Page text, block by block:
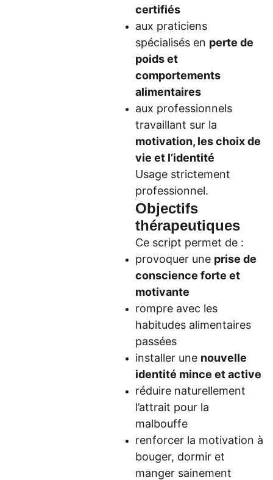
certifiés
aux praticiens
spécialisés en perte de
poids et
comportements
alimentaires
aux professionnels
travaillant sur la
motivation, les choix de
vie et l’identité
Usage strictement
professionnel.
Objectifs
thérapeutiques
Ce script permet de :
provoquer une prise de
conscience forte et
motivante
rompre avec les
habitudes alimentaires
passées
installer une nouvelle
identité mince et active
réduire naturellement
l’attrait pour la
malbouffe
renforcer la motivation à
bouger, dormir et
manger sainement